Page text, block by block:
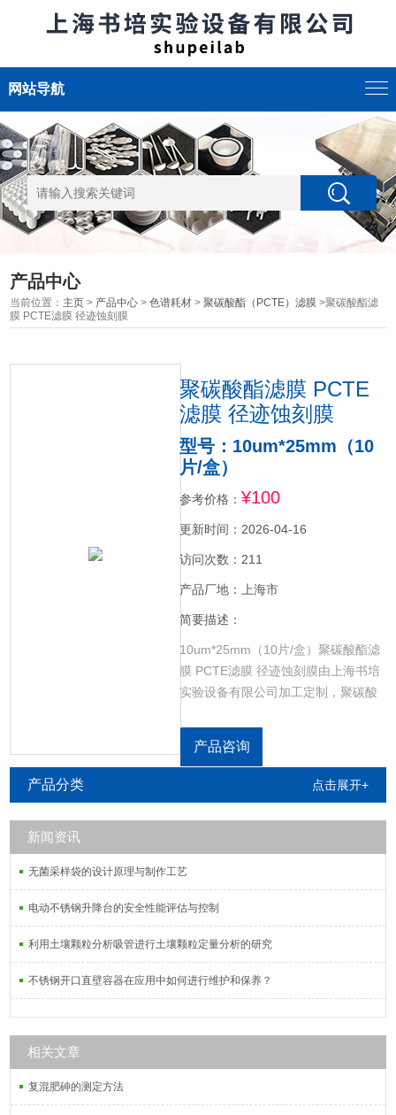
网站导航
产品中心
当前位置： 主页 > 产品中心 >色谱耗材 >聚碳酸酯（PCTE）滤膜 >聚碳酸酯滤
膜 PCTE滤膜 径迹蚀刻膜
聚碳酸酯滤膜 PCTE
滤膜 径迹蚀刻膜
型号：10um*25mm（10
片/盒）
参考价格： ¥100
更新时间：2026-04-16
访问次数：211
产品厂地：上海市
简要描述：
10um*25mm（10片/盒）聚碳酸酯滤
膜 PCTE滤膜 径迹蚀刻膜由上海书培
实验设备有限公司加工定制，聚碳酸
的表面。这些分布面很窄的，孔径精
准的小孔保证了样品的精确分离或分
减少样品污染化学稳定性和热稳定性
产品咨询
产品分类 点击展开+
新闻资讯
无菌采样袋的设计原理与制作工艺
电动不锈钢升降台的安全性能评估与控制
利用土壤颗粒分析吸管进行土壤颗粒定量分析的研究
不锈钢开口直壁容器在应用中如何进行维护和保养？
相关文章
复混肥砷的测定方法